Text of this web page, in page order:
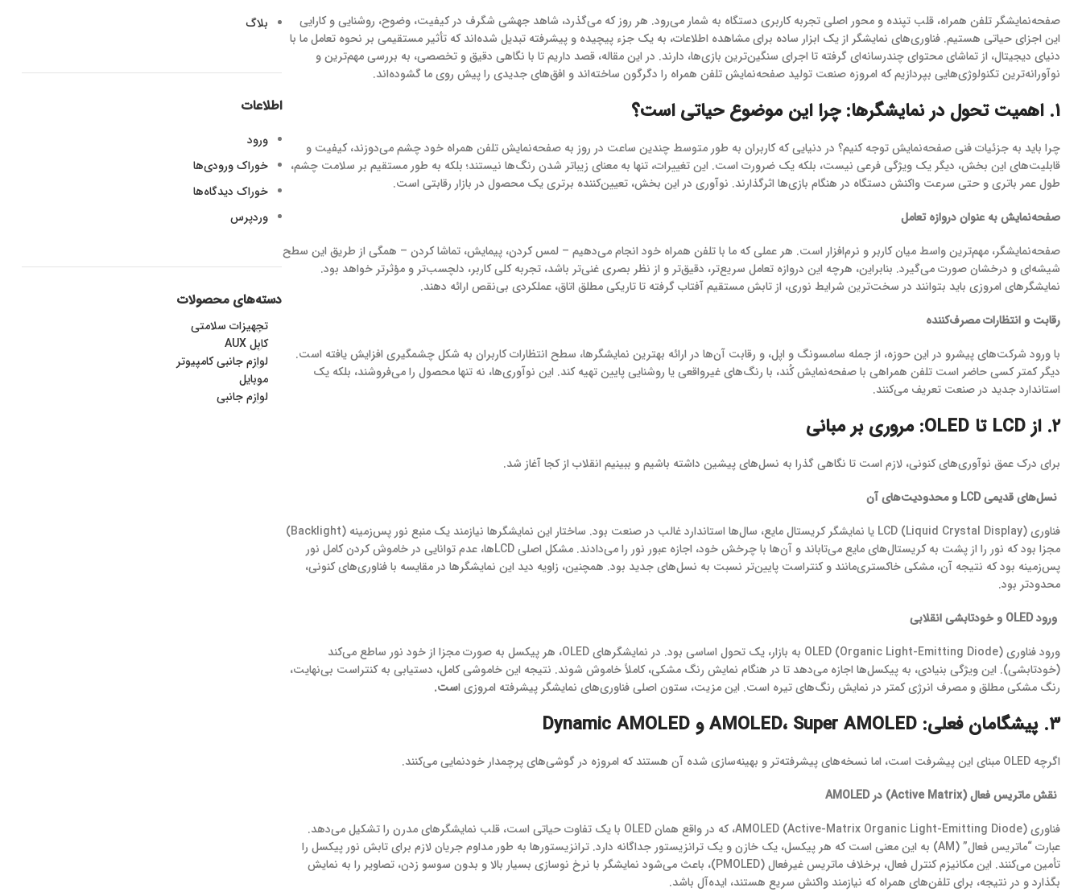
صفحه‌نمایشگر تلفن همراه، قلب تپنده و محور اصلی تجربه کاربری دستگاه به شمار می‌رود. هر روز که می‌گذرد، شاهد جهشی شگرف در کیفیت، وضوح، روشنایی و کارایی
این اجزای حیاتی هستیم. فناوری‌های نمایشگر از یک ابزار ساده برای مشاهده اطلاعات، به یک جزء پیچیده و پیشرفته تبدیل شده‌اند که تأثیر مستقیمی بر نحوه تعامل ما با
دنیای دیجیتال، از تماشای محتوای چندرسانه‌ای گرفته تا اجرای سنگین‌ترین بازی‌ها، دارند. در این مقاله، قصد داریم تا با نگاهی دقیق و تخصصی، به بررسی مهم‌ترین و
نوآورانه‌ترین تکنولوژی‌هایی بپردازیم که امروزه صنعت تولید صفحه‌نمایش تلفن همراه را دگرگون ساخته‌اند و افق‌های جدیدی را پیش روی ما گشوده‌اند.
۱. اهمیت تحول در نمایشگرها: چرا این موضوع حیاتی است؟
​چرا باید به جزئیات فنی صفحه‌نمایش توجه کنیم؟ در دنیایی که کاربران به طور متوسط چندین ساعت در روز به صفحه‌نمایش تلفن همراه خود چشم می‌دوزند، کیفیت و
قابلیت‌های این بخش، دیگر یک ویژگی فرعی نیست، بلکه یک ضرورت است. این تغییرات، تنها به معنای زیباتر شدن رنگ‌ها نیستند؛ بلکه به طور مستقیم بر سلامت چشم،
طول عمر باتری و حتی سرعت واکنش دستگاه در هنگام بازی‌ها اثرگذارند. نوآوری در این بخش، تعیین‌کننده برتری یک محصول در بازار رقابتی است.
صفحه‌نمایش به عنوان دروازه تعامل
​صفحه‌نمایشگر، مهم‌ترین واسط میان کاربر و نرم‌افزار است. هر عملی که ما با تلفن همراه خود انجام می‌دهیم – لمس کردن، پیمایش، تماشا کردن – همگی از طریق این سطح
شیشه‌ای و درخشان صورت می‌گیرد. بنابراین، هرچه این دروازه تعامل سریع‌تر، دقیق‌تر و از نظر بصری غنی‌تر باشد، تجربه کلی کاربر، دلچسب‌تر و مؤثرتر خواهد بود.
نمایشگرهای امروزی باید بتوانند در سخت‌ترین شرایط نوری، از تابش مستقیم آفتاب گرفته تا تاریکی مطلق اتاق، عملکردی بی‌نقص ارائه دهند.
رقابت و انتظارات مصرف‌کننده
​با ورود شرکت‌های پیشرو در این حوزه، از جمله سامسونگ و اپل، و رقابت آن‌ها در ارائه بهترین نمایشگرها، سطح انتظارات کاربران به شکل چشمگیری افزایش یافته است.
دیگر کمتر کسی حاضر است تلفن همراهی با صفحه‌نمایش کُند، با رنگ‌های غیرواقعی یا روشنایی پایین تهیه کند. این نوآوری‌ها، نه تنها محصول را می‌فروشند، بلکه یک
استاندارد جدید در صنعت تعریف می‌کنند.
۲. از LCD تا OLED: مروری بر مبانی
​برای درک عمق نوآوری‌های کنونی، لازم است تا نگاهی گذرا به نسل‌های پیشین داشته باشیم و ببینیم انقلاب از کجا آغاز شد.
نسل‌های قدیمی LCD و محدودیت‌های آن
​فناوری LCD (Liquid Crystal Display) یا نمایشگر کریستال مایع، سال‌ها استاندارد غالب در صنعت بود. ساختار این نمایشگرها نیازمند یک منبع نور پس‌زمینه (Backlight)
مجزا بود که نور را از پشت به کریستال‌های مایع می‌تاباند و آن‌ها با چرخش خود، اجازه عبور نور را می‌دادند. مشکل اصلی LCDها، عدم توانایی در خاموش کردن کامل نور
پس‌زمینه بود که نتیجه آن، مشکی خاکستری‌مانند و کنتراست پایین‌تر نسبت به نسل‌های جدید بود. همچنین، زاویه دید این نمایشگرها در مقایسه با فناوری‌های کنونی،
محدودتر بود.
ورود OLED و خودتابشی انقلابی
​ورود فناوری OLED (Organic Light-Emitting Diode) به بازار، یک تحول اساسی بود. در نمایشگرهای OLED، هر پیکسل به صورت مجزا از خود نور ساطع می‌کند
(خودتابشی). این ویژگی بنیادی، به پیکسل‌ها اجازه می‌دهد تا در هنگام نمایش رنگ مشکی، کاملاً خاموش شوند. نتیجه این خاموشی کامل، دستیابی به کنتراست بی‌نهایت،
رنگ مشکی مطلق و مصرف انرژی کمتر در نمایش رنگ‌های تیره است. این مزیت، ستون اصلی فناوری‌های نمایشگر پیشرفته امروزی است.
۳. پیشگامان فعلی: AMOLED، Super AMOLED و Dynamic AMOLED
​اگرچه OLED مبنای این پیشرفت است، اما نسخه‌های پیشرفته‌تر و بهینه‌سازی شده آن هستند که امروزه در گوشی‌های پرچمدار خودنمایی می‌کنند.
نقش ماتریس فعال (Active Matrix) در AMOLED
​فناوری AMOLED (Active-Matrix Organic Light-Emitting Diode)، که در واقع همان OLED با یک تفاوت حیاتی است، قلب نمایشگرهای مدرن را تشکیل می‌دهد.
عبارت “ماتریس فعال” (AM) به این معنی است که هر پیکسل، یک خازن و یک ترانزیستور جداگانه دارد. ترانزیستورها به طور مداوم جریان لازم برای تابش نور پیکسل را
تأمین می‌کنند. این مکانیزم کنترل فعال، برخلاف ماتریس غیرفعال (PMOLED)، باعث می‌شود نمایشگر با نرخ نوسازی بسیار بالا و بدون سوسو زدن، تصاویر را به نمایش
بگذارد و در نتیجه، برای تلفن‌های همراه که نیازمند واکنش سریع هستند، ایده‌آل باشد.
بلاگ
اطلاعات
ورود
خوراک ورودی‌ها
خوراک دیدگاه‌ها
وردپرس
دسته‌های محصولات
تجهیزات سلامتی
کابل AUX
لوازم جانبی کامپیوتر
موبایل
لوازم جانبی